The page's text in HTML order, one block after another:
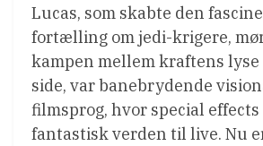
Lucas, som skabte den
fortælling om jedi-krigere,
kampen mellem kraftens lyse
side, var banebrydende
filmsprog, hvor special
fantastisk verden til live. Nu